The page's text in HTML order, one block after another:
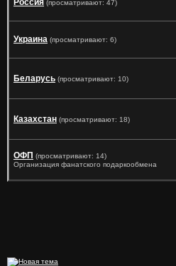
Россия (просматривают: 47)
Украина (просматривают: 6)
Беларусь (просматривают: 10)
Казахстан (просматривают: 18)
ОФП (просматривают: 14)
Организация фанатского подаркообмена